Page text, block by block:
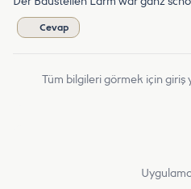
Cevap
Tüm bilgileri görmek için giriş